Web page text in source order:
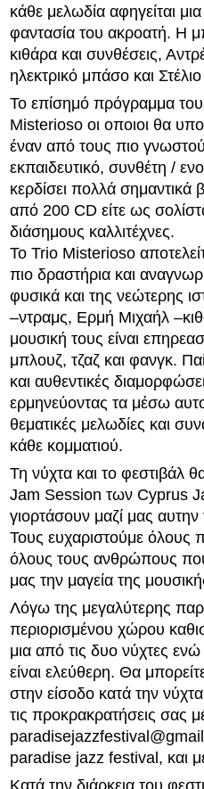
κάθε μελωδία αφηγείται
φαντασία του ακροατή. Η
κιθάρα και συνθέσεις,
ηλεκτρικό μπάσο και
Το επίσημό πρόγραμμα
Misterioso οι οποιοι θα
έναν από τους πιο
εκπαιδευτικό, συνθέτη /
κερδίσει πολλά σημαντικά
από 200 CD είτε ως
διάσημους καλλιτέχνες.
Το Trio Misterioso
πιο δραστήρια και
φυσικά και της νεώτερης
–ντραμς, Ερμή Μιχαήλ
μουσική τους είναι
μπλουζ, τζαζ και φανγκ.
και αυθεντικές
ερμηνεύοντας τα μέσω
θεματικές μελωδίες και
κάθε κομματιού.
Τη νύχτα και το φεστιβάλ
Jam Session των Cyprus
γιορτάσουν μαζί μας αυτην
Τους ευχαριστούμε όλους
όλους τους ανθρώπους
μας την μαγεία της
Λόγω της μεγαλύτερης
περιορισμένου χώρου
μια από τις δυο νύχτες
είναι ελεύθερη. Θα
στην είσοδο κατά την
τις προκρακρατήσεις σας
paradise jazz festival, και
Κατά την διάρκεια του